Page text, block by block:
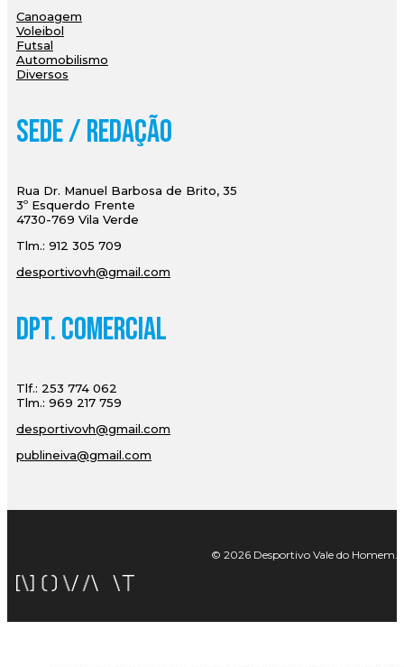
Canoagem
Voleibol
Futsal
Automobilismo
Diversos
Sede / Redação
Rua Dr. Manuel Barbosa de Brito, 35
3º Esquerdo Frente
4730-769 Vila Verde
Tlm.: 912 305 709
desportivovh@gmail.com
Dpt. Comercial
Tlf.: 253 774 062
Tlm.: 969 217 759
desportivovh@gmail.com
publineiva@gmail.com
© 2026 Desportivo Vale do Homem.